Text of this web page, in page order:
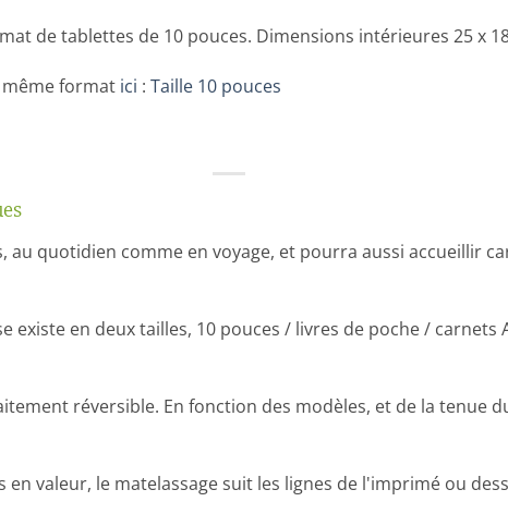
de tablettes de 10 pouces. Dimensions intérieures 25 x
même format ici : Taille 10 pouces
quotidien comme en voyage, et pourra aussi accueillir
en deux tailles, 10 pouces / livres de poche / carnets
réversible. En fonction des modèles, et de la tenue
en valeur, le matelassage suit les lignes de l'imprimé ou